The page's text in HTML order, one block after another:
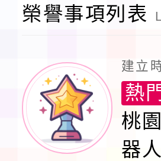
請一案
榮譽事項列表
建立
熱
桃
器